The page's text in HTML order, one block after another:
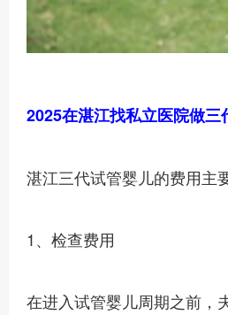
2025在湛江找私立医院做三
湛江三代试管婴儿的费用主
1、检查费用
在进入试管婴儿周期之前，